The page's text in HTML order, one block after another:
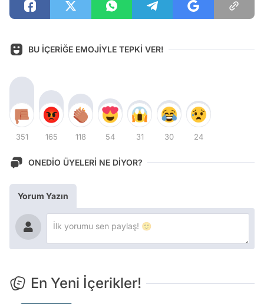
BU İÇERİĞE EMOJİYLE TEPKİ VER!
351 165 118 54 31 30 24
ONEDİO ÜYELERİ NE DİYOR?
Yorum Yazın
En Yeni İçerikler!